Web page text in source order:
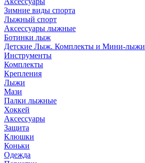
Зимние виды спорта
Лыжный спорт
Аксессуары лыжные
Ботинки лыж
Детские Лыж. Комплекты и Мини-лыжи
Инструменты
Комплекты
Крепления
Лыжи
Мази
Палки лыжные
Хоккей
Аксессуары
Защита
Клюшки
Коньки
Одежда